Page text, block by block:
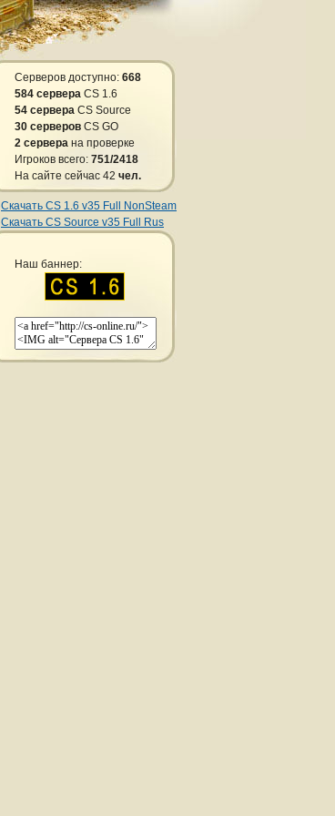
Серверов доступно: 668
584 сервера CS 1.6
54 сервера CS Source
30 серверов CS GO
2 сервера на проверке
Игроков всего: 751/2418
На сайте сейчас 42 чел.
Скачать CS 1.6 v35 Full NonSteam
Скачать CS Source v35 Full Rus
Наш баннер: